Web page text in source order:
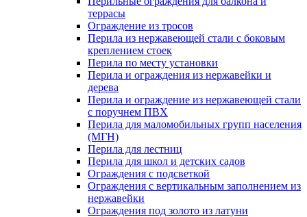
террасы
Ограждение из тросов
Перила из нержавеющей стали с боковым
креплением стоек
Перила по месту установки
Перила и ограждения из нержавейки и
дерева
Перила и ограждение из нержавеющей стали
с поручнем ПВХ
Перила для маломобильных групп населения
(МГН)
Перила для лестниц
Перила для школ и детских садов
Ограждения с подсветкой
Ограждения с вертикальным заполнением из
нержавейки
Ограждения под золото из латуни